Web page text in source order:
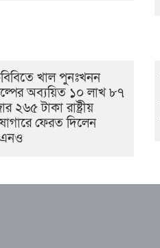
খাল পুনঃখনন
অব্যয়িত ১০ লাখ ৮৭
২৬৫ টাকা রাষ্ট্রীয়
ফেরত দিলেন